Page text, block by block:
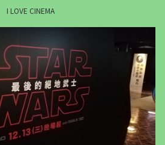
I LOVE CINEMA